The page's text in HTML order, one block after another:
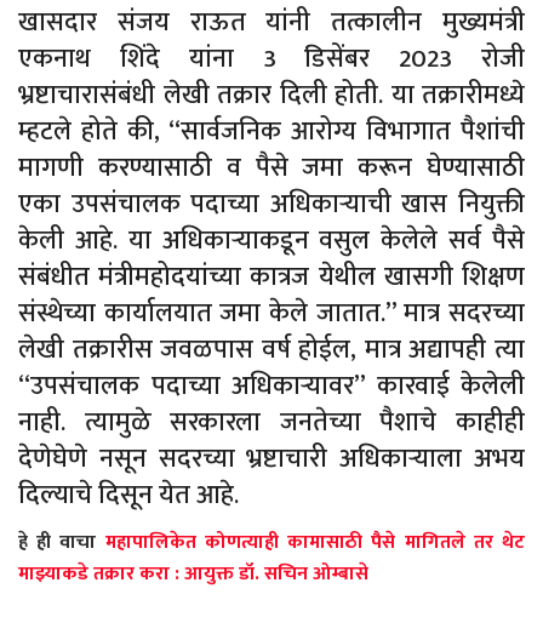
खासदार संजय राऊत यांनी तत्कालीन मुख्यमंत्री
एकनाथ शिंदे यांना 3 डिसेंबर 2023 रोजी
भ्रष्टाचारासंबंधी लेखी तक्रार दिली होती. या तक्रारीमध्ये
म्हटले होते की, “सार्वजनिक आरोग्य विभागात पैशांची
मागणी करण्यासाठी व पैसे जमा करून घेण्यासाठी
एका उपसंचालक पदाच्या अधिकाऱ्याची खास नियुक्ती
केली आहे. या अधिकाऱ्याकडून वसुल केलेले सर्व पैसे
संबंधीत मंत्रीमहोदयांच्या कात्रज येथील खासगी शिक्षण
संस्थेच्या कार्यालयात जमा केले जातात.” मात्र सदरच्या
लेखी तक्रारीस जवळपास वर्ष होईल, मात्र अद्यापही त्या
“उपसंचालक पदाच्या अधिकाऱ्यावर” कारवाई केलेली
नाही. त्यामुळे सरकारला जनतेच्या पैशाचे काहीही
देणेघेणे नसून सदरच्या भ्रष्टाचारी अधिकाऱ्याला अभय
दिल्याचे दिसून येत आहे.
हे ही वाचा महापालिकेत कोणत्याही कामासाठी पैसे मागितले तर थेट
माझ्याकडे तक्रार करा : आयुक्त डॉ. सचिन ओम्बासे